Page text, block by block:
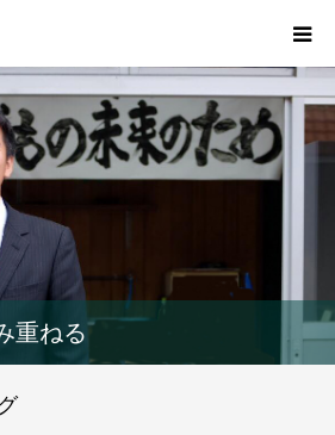
重ねる
性化策
来を再設計ー